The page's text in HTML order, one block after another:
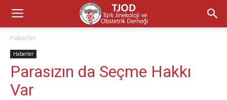
Haberler
Haberler
Parasızın da Seçme Hakkı
Var